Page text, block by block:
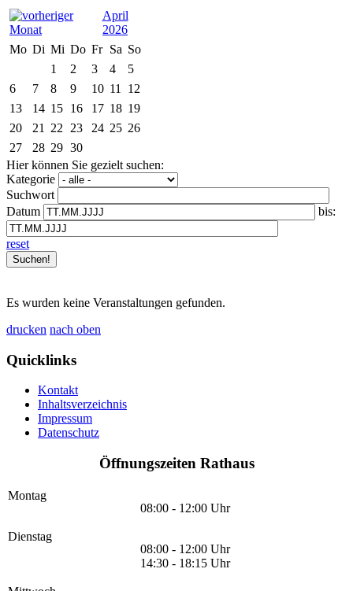
April
2026
Mo Di Mi Do Fr Sa So
1
2 3 4
5
6
7 8 9 10 11
12
13
14 15 16 17 18 19
20
21 22 23 24 25 26
27
28 29 30
Hier können Sie gezielt suchen:
Kategorie
Suchwort
Datum
bis:
reset
Es wurden keine Veranstaltungen gefunden.
drucken nach oben
Quicklinks
Kontakt
Inhaltsverzeichnis
Impressum
Datenschutz
Öffnungszeiten Rathaus
Montag
08:00 - 12:00 Uhr
Dienstag
08:00 - 12:00 Uhr
14:30 - 18:15 Uhr